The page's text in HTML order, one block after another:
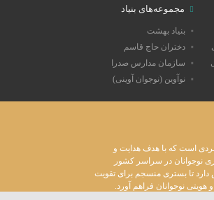
مجموعه‌های بنیاد
بنیاد بهشت
دختران حاج قاسم
سازمان مدارس صدرا
نوآوین (نوجوان آوینی)
است که با هدف هدایت و
نوجوانان در سراسر کشور
دارد تا بستری منسجم برای تقویت
نوجوانان فراهم آورد.